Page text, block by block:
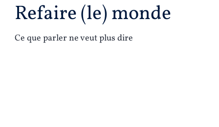
Refaire (le) monde
Ce que parler ne veut plus dire